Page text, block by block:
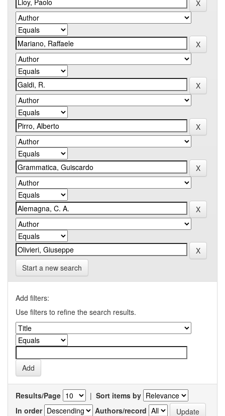
Start a new search
Add filters:
Use filters to refine the search results.
Results/Page | Sort items by
In order
Authors/record